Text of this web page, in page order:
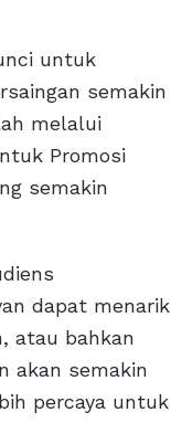
untuk
semakin
melalui
Promosi
semakin
dapat menarik
atau bahkan
akan semakin
percaya untuk